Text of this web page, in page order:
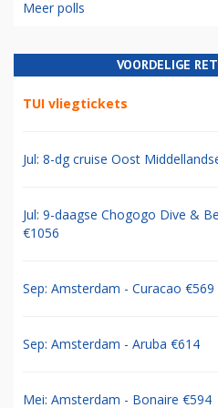
Meer polls
VOORDELIGE
TUI vliegtickets
Jul: 8-dg cruise Oost
Jul: 9-daagse Chogogo Dive &
€1056
Sep: Amsterdam - Curacao €569
Sep: Amsterdam - Aruba €614
Mei: Amsterdam - Bonaire €594